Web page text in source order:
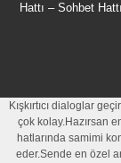
Hattı – Sohbet
Kışkırtıcı dialoglar
çok kolay.Hazırsan
hatlarında samimi
eder.Sende en özel